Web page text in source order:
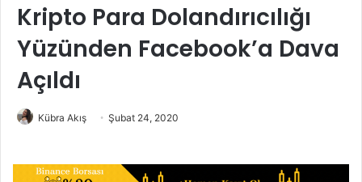
Kripto Para Dolandırıcılığı
Yüzünden Facebook’a Dava
Açıldı
Kübra Akış Şubat 24, 2020